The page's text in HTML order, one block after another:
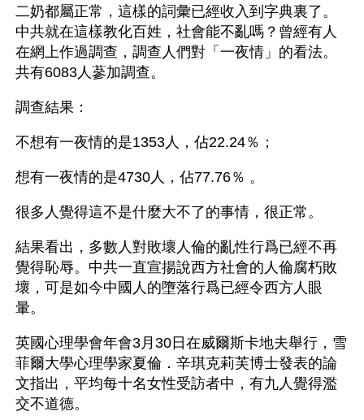
二奶都屬正常，這樣的詞彙已經收入到字典裏了。
中共就在這樣教化百姓，社會能不亂嗎？曾經有人
在網上作過調查，調查人們對「一夜情」的看法。
共有6083人蔘加調查。
調查結果：
不想有一夜情的是1353人，佔22.24％；
想有一夜情的是4730人，佔77.76％ 。
很多人覺得這不是什麼大不了的事情，很正常。
結果看出，多數人對敗壞人倫的亂性行爲已經不再
覺得恥辱。中共一直宣揚說西方社會的人倫腐朽敗
壞，可是如今中國人的墮落行爲已經令西方人眼
暈。
英國心理學會年會3月30日在威爾斯卡地夫舉行，雪
菲爾大學心理學家夏倫．辛琪克莉芙博士發表的論
文指出，平均每十名女性受訪者中，有九人覺得濫
交不道德。